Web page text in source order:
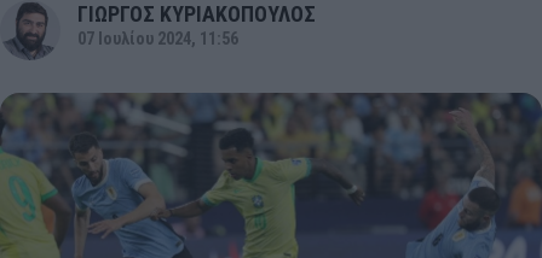
ΓΙΩΡΓΟΣ ΚΥΡΙΑΚΟΠΟΥΛΟΣ
07 Ιουλίου 2024, 11:56